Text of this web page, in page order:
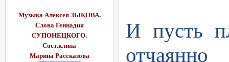
Музыка Алексея ЗЫКОВА.
Слова Геннадия
СУПОНЕЦКОГО.
Сост.клипа
Марина Рассказова
И пусть
отчаянно